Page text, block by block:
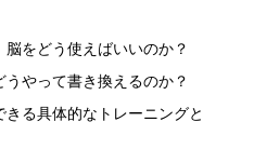
をどう使えばいいのか？
やって書き換えるのか？
る具体的なトレーニングと